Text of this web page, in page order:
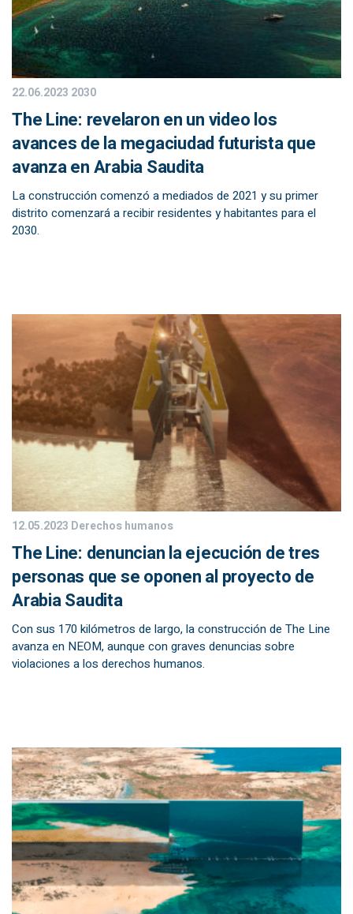
22.06.2023 2030
The Line: revelaron en un video los
avances de la megaciudad futurista que
avanza en Arabia Saudita
La construcción comenzó a mediados de 2021 y su primer
distrito comenzará a recibir residentes y habitantes para el
2030.
12.05.2023 Derechos humanos
The Line: denuncian la ejecución de tres
personas que se oponen al proyecto de
Arabia Saudita
Con sus 170 kilómetros de largo, la construcción de The Line
avanza en NEOM, aunque con graves denuncias sobre
violaciones a los derechos humanos.